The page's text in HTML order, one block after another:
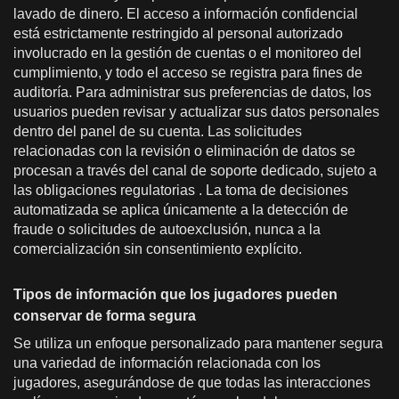
lavado de dinero. El acceso a información confidencial
está estrictamente restringido al personal autorizado
involucrado en la gestión de cuentas o el monitoreo del
cumplimiento, y todo el acceso se registra para fines de
auditoría. Para administrar sus preferencias de datos, los
usuarios pueden revisar y actualizar sus datos personales
dentro del panel de su cuenta. Las solicitudes
relacionadas con la revisión o eliminación de datos se
procesan a través del canal de soporte dedicado, sujeto a
las obligaciones regulatorias . La toma de decisiones
automatizada se aplica únicamente a la detección de
fraude o solicitudes de autoexclusión, nunca a la
comercialización sin consentimiento explícito.
Tipos de información que los jugadores pueden
conservar de forma segura
Se utiliza un enfoque personalizado para mantener segura
una variedad de información relacionada con los
jugadores, asegurándose de que todas las interacciones